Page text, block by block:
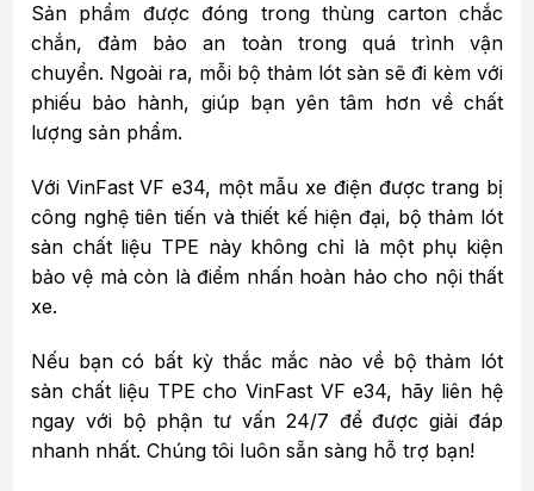
Sản phẩm được đóng trong thùng carton chắc
chắn, đảm bảo an toàn trong quá trình vận
chuyển. Ngoài ra, mỗi bộ thảm lót sàn sẽ đi kèm với
phiếu bảo hành, giúp bạn yên tâm hơn về chất
lượng sản phẩm.
Với VinFast VF e34, một mẫu xe điện được trang bị
công nghệ tiên tiến và thiết kế hiện đại, bộ thảm lót
sàn chất liệu TPE này không chỉ là một phụ kiện
bảo vệ mà còn là điểm nhấn hoàn hảo cho nội thất
xe.
Nếu bạn có bất kỳ thắc mắc nào về bộ thảm lót
sàn chất liệu TPE cho VinFast VF e34, hãy liên hệ
ngay với bộ phận tư vấn 24/7 để được giải đáp
nhanh nhất. Chúng tôi luôn sẵn sàng hỗ trợ bạn!